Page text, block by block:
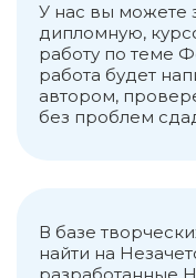
У нас вы можете
дипломную,
работу по теме
работа будет
автором,
без проблем
В базе
найти на